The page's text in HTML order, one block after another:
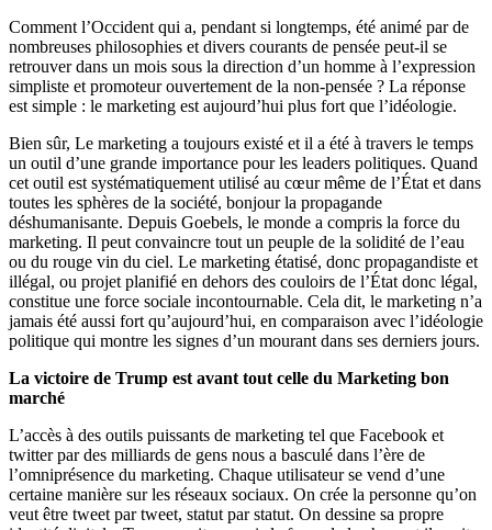
Comment l’Occident qui a, pendant si longtemps, été animé par de
nombreuses philosophies et divers courants de pensée peut-il se
retrouver dans un mois sous la direction d’un homme à l’expression
simpliste et promoteur ouvertement de la non-pensée ? La réponse
est simple : le marketing est aujourd’hui plus fort que l’idéologie.
Bien sûr, Le marketing a toujours existé et il a été à travers le temps
un outil d’une grande importance pour les leaders politiques. Quand
cet outil est systématiquement utilisé au cœur même de l’État et dans
toutes les sphères de la société, bonjour la propagande
déshumanisante. Depuis Goebels, le monde a compris la force du
marketing. Il peut convaincre tout un peuple de la solidité de l’eau
ou du rouge vin du ciel. Le marketing étatisé, donc propagandiste et
illégal, ou projet planifié en dehors des couloirs de l’État donc légal,
constitue une force sociale incontournable. Cela dit, le marketing n’a
jamais été aussi fort qu’aujourd’hui, en comparaison avec l’idéologie
politique qui montre les signes d’un mourant dans ses derniers jours.
La victoire de Trump est avant tout celle du Marketing bon
marché
L’accès à des outils puissants de marketing tel que Facebook et
twitter par des milliards de gens nous a basculé dans l’ère de
l’omniprésence du marketing. Chaque utilisateur se vend d’une
certaine manière sur les réseaux sociaux. On crée la personne qu’on
veut être tweet par tweet, statut par statut. On dessine sa propre